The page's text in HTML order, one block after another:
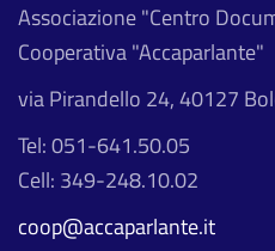
Associazione "Centro
Cooperativa "Accaparlante"
via Pirandello 24, 40127
Tel: 051-641.50.05
Cell: 349-248.10.02
coop@accaparlante.it